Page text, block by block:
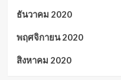
ธันวาคม 2020
พฤศจิกายน 2020
สิงหาคม 2020